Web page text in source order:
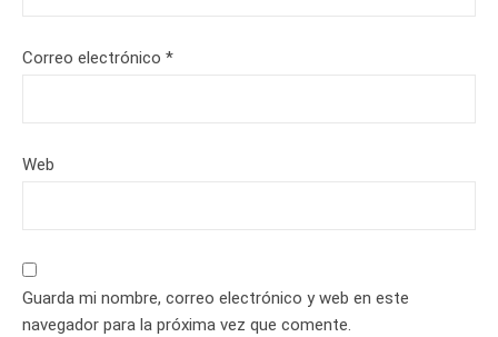
Correo electrónico *
Web
Guarda mi nombre, correo electrónico y web en este
navegador para la próxima vez que comente.